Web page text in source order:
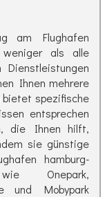
am Flughafen
als alle
Dienstleistungen
Ihnen mehrere
bietet spezifische
entsprechen
die Ihnen hilft,
sie günstige
hamburg-
wie Onepark,
und Mobypark